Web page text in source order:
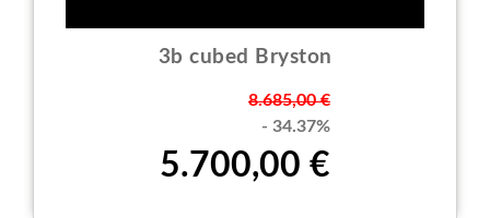
3b cubed Bryston
8.685,00 €
- 34.37%
5.700,00 €